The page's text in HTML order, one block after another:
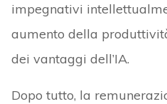
impegnativi
aumento della
dei vantaggi dell’IA.
Dopo tutto, la